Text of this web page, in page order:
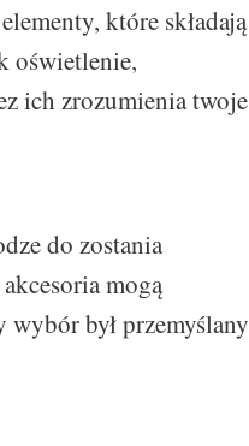
które składają
oświetlenie,
ich zrozumienia twoje
do zostania
mogą
wybór był przemyślany